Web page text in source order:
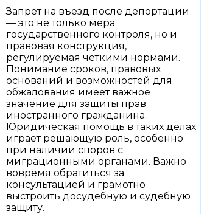
Запрет на въезд после депортации
— это не только мера
государственного контроля, но и
правовая конструкция,
регулируемая четкими нормами.
Понимание сроков, правовых
оснований и возможностей для
обжалования имеет важное
значение для защиты прав
иностранного гражданина.
Юридическая помощь в таких делах
играет решающую роль, особенно
при наличии споров с
миграционными органами. Важно
вовремя обратиться за
консультацией и грамотно
выстроить досудебную и судебную
защиту.